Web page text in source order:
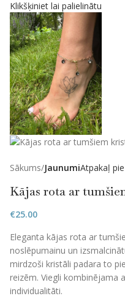
Klikšķiniet lai palielinātu
Sākums JaunumiAtpakaļ
Kājas rota ar
€25.00
Eleganta kājas rota ar
noslēpumainu un
mirdzoši kristāli padara to
reizēm. Viegli kombinējama
individualitāti.